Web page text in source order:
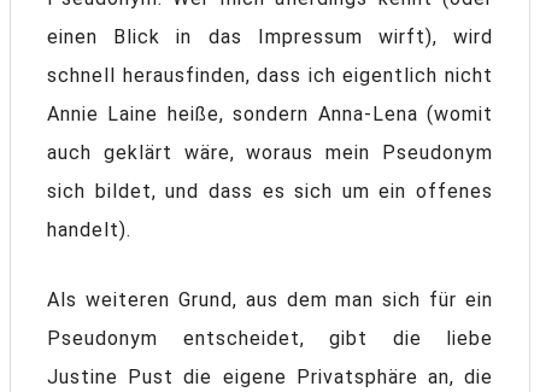
einen Blick in das Impressum wirft), wird
schnell herausfinden, dass ich eigentlich nicht
Annie Laine heiße, sondern Anna-Lena (womit
auch geklärt wäre, woraus mein Pseudonym
sich bildet, und dass es sich um ein offenes
handelt).
Als weiteren Grund, aus dem man sich für ein
Pseudonym entscheidet, gibt die liebe
Justine Pust die eigene Privatsphäre an, die